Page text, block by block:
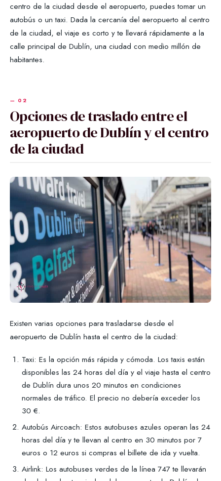
centro de la ciudad desde el aeropuerto, puedes tomar un
autobús o un taxi. Dada la cercanía del aeropuerto al centro
de la ciudad, el viaje es corto y te llevará rápidamente a la
calle principal de Dublín, una ciudad con medio millón de
habitantes.
Opciones de traslado entre el
aeropuerto de Dublín y el centro
de la ciudad
Existen varias opciones para trasladarse desde el
aeropuerto de Dublín hasta el centro de la ciudad:
Taxi: Es la opción más rápida y cómoda. Los taxis están
disponibles las 24 horas del día y el viaje hasta el centro
de Dublín dura unos 20 minutos en condiciones
normales de tráfico. El precio no debería exceder los
30 €.
Autobús Aircoach: Estos autobuses azules operan las 24
horas del día y te llevan al centro en 30 minutos por 7
euros o 12 euros si compras el billete de ida y vuelta.
Airlink: Los autobuses verdes de la línea 747 te llevarán